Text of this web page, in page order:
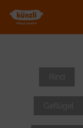
Rind
Geflügel